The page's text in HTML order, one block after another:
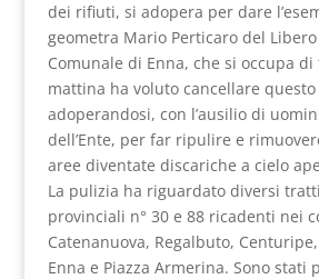
dei rifiuti, si adopera per dare
geometra Mario Perticaro del
Comunale di Enna, che si occupa di
mattina ha voluto cancellare
adoperandosi, con l’ausilio di
dell’Ente, per far ripulire e
aree diventate discariche a cielo
La pulizia ha riguardato diversi
provinciali n° 30 e 88 ricadenti nei
Catenanuova, Regalbuto,
Enna e Piazza Armerina. Sono stati